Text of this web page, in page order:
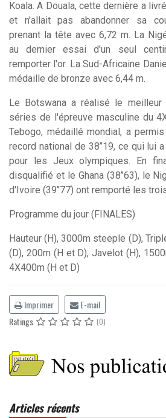
Koala. A Douala, cette dernière a
et n'allait pas abandonner sa
prenant la tête avec 6,72 m. La
au dernier essai d'un seul
remporter l'or. La Sud-Africaine
médaille de bronze avec 6,44 m.
Le Botswana a réalisé le
séries de l'épreuve masculine du
Tebogo, médaillé mondial, a
record national de 38’’19, ce qui lui
pour les Jeux olympiques. En
disqualifié et le Ghana (38’’63), le
d'Ivoire (39’’77) ont remporté les
Programme du jour (FINALES)
Hauteur (H), 3000m steeple (D),
(D), 200m (H et D), Javelot (H),
4X400m (H et D)
Imprimer
E-mail
Ratings
(0)
Articles récents